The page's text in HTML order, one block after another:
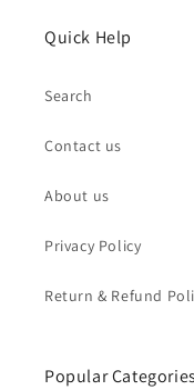
Quick Help
Search
Contact us
About us
Privacy Policy
Return & Refund
Popular Categories